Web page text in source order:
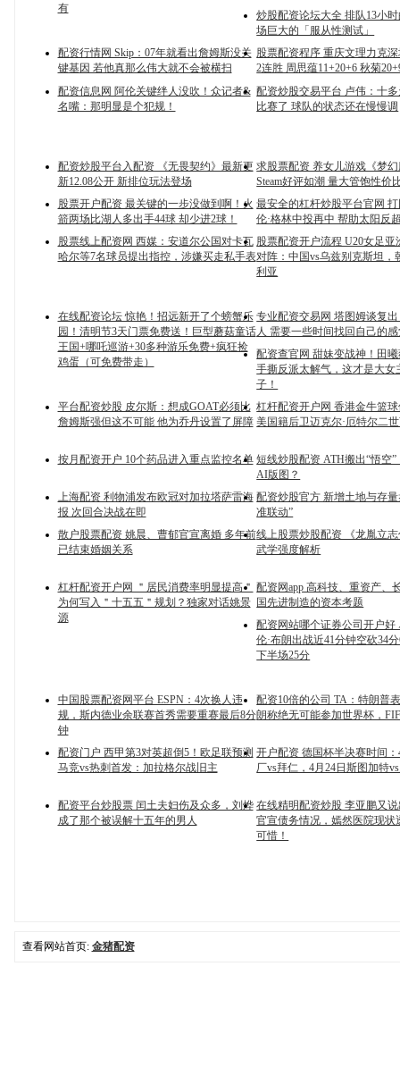
有
炒股配资论坛大全 排队13小
场巨大的「服从性测试」
配资行情网 Skip：07年就看出詹姆斯没关
键基因 若他真那么伟大就不会被横扫
股票配资程序 重庆文理力克
2连胜 周思蕴11+20+6 秋菊
配资信息网 阿伦关键绊人没吹！众记者&
名嘴：那明显是个犯规！
配资炒股交易平台 卢伟：十
比赛了 球队的状态还在慢慢调
配资炒股平台入配资 《无畏契约》最新更
新12.08公开 新排位玩法登场
求股票配资 养女儿游戏《梦
Steam好评如潮 量大管饱性价
股票开户配资 最关键的一步没做到啊！火
箭两场比湖人多出手44球 却少进2球！
最安全的杠杆炒股平台官网
伦·格林中投再中 帮助太阳反
股票线上配资网 西媒：安道尔公国对卡瓦
哈尔等7名球员提出指控，涉嫌买走私手表
股票配资开户流程 U20女足亚
对阵：中国vs乌兹别克斯坦，
利亚
在线配资论坛 惊艳！招远新开了个螃蟹乐
园！清明节3天门票免费送！巨型蘑菇童话
王国+哪吒巡游+30多种游乐免费+疯狂捡
鸡蛋（可免费带走）
专业配资交易网 塔图姆谈复
人 需要一些时间找回自己的
配资查官网 甜妹变战神！田
手撕反派太解气，这才是大女
子！
平台配资炒股 皮尔斯：想成GOAT必须比
詹姆斯强但这不可能 他为乔丹设置了屏障
杠杆配资开户网 香港金牛篮
美国籍后卫迈克尔·厄特尔二
按月配资开户 10个药品进入重点监控名单 短线炒股配资 ATH搬出“悟空
AI版图？
上海配资 利物浦发布欧冠对加拉塔萨雷海
报 次回合决战在即
配资炒股官方 新增土地与存
准联动”
散户股票配资 姚晨、曹郁官宣离婚 多年前
已结束婚姻关系
线上股票炒股配资 《龙胤立
武学强度解析
杠杆配资开户网 ＂居民消费率明显提高＂
为何写入＂十五五＂规划？独家对话姚景
源
配资网app 高科技、重资产、
国先进制造的资本考题
配资网站哪个证券公司开户好
伦·布朗出战近41分钟空砍34
下半场25分
中国股票配资网平台 ESPN：4次换人违
规，斯内德业余联赛首秀需要重赛最后8分
钟
配资10倍的公司 TA：特朗普
朗称绝无可能参加世界杯，
配资门户 西甲第3对英超倒5！欧足联预测
马竞vs热刺首发：加拉格尔战旧主
开户配资 德国杯半决赛时间
厂vs拜仁，4月24日斯图加特
配资平台炒股票 闰土夫妇伤及众多，刘烨
成了那个被误解十五年的男人
在线精明配资炒股 李亚鹏又
官宣债务情况，嫣然医院现状
可惜！
查看网站首页: 金猪配资